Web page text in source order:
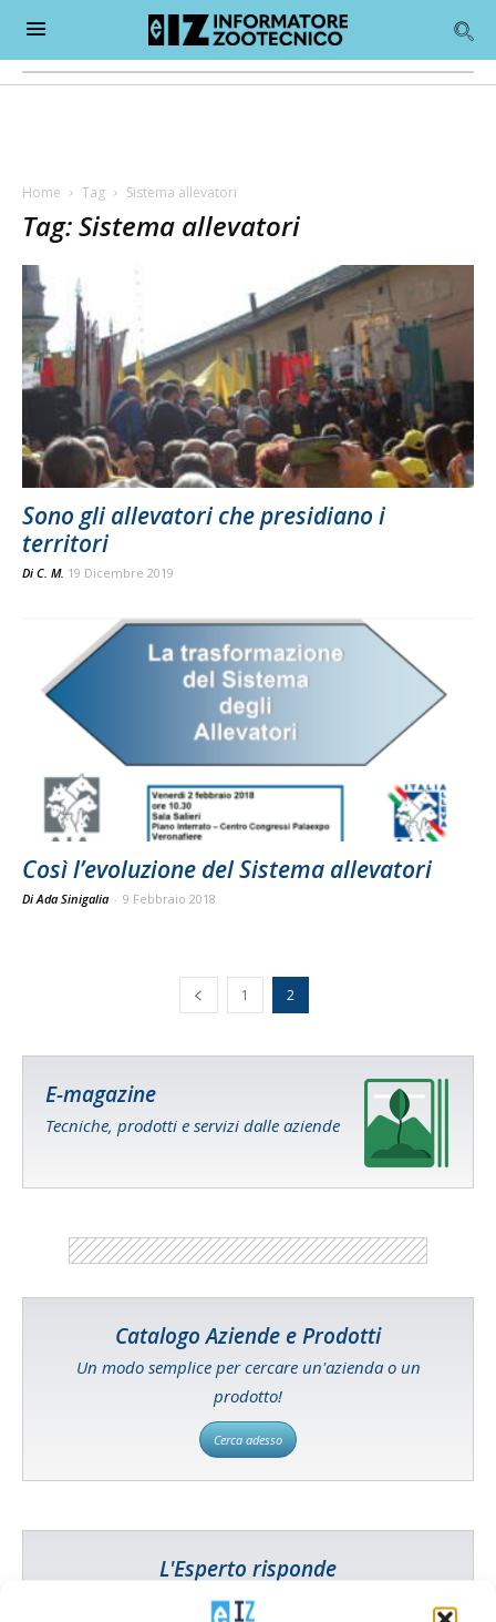
Home Tag Sistema allevatori
Tag: Sistema allevatori
Sono gli allevatori che presidiano i
territori
Di C. M. 19 Dicembre 2019
Così l’evoluzione del Sistema allevatori
Di Ada Sinigalia - 9 Febbraio 2018
1 2
E-magazine
Tecniche, prodotti e servizi dalle aziende
Catalogo Aziende e Prodotti
Un modo semplice per cercare un'azienda o un
prodotto!
Cerca adesso
L'Esperto risponde
I consigli di Terra e Vita agli agricoltori